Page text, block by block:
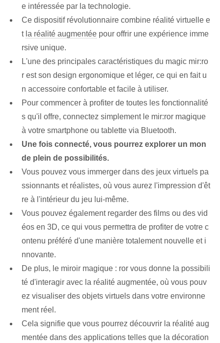
e intéressée par la technologie.
Ce dispositif révolutionnaire combine réalité virtuelle e
t la réalité augmentée pour offrir une expérience imme
rsive unique.
L'une des principales caractéristiques du magic mir:ro
r est son design ergonomique et léger, ce qui en fait u
n accessoire confortable et facile à utiliser.
Pour commencer à profiter de toutes les fonctionnalité
s qu'il offre, connectez simplement le mir:ror magique
à votre smartphone ou tablette via Bluetooth.
Une fois connecté, vous pourrez explorer un mon
de plein de possibilités.
Vous pouvez vous immerger dans des jeux virtuels pa
ssionnants et réalistes, où vous aurez l'impression d'êt
re à l'intérieur du jeu lui-même.
Vous pouvez également regarder des films ou des vid
éos en 3D, ce qui vous permettra de profiter de votre c
ontenu préféré d'une manière totalement nouvelle et i
nnovante.
De plus, le miroir magique : ⁢ror vous donne la possibili
té d'interagir avec la ⁢réalité augmentée, où vous pouv
ez ⁣visualiser des objets⁣ virtuels⁤ dans votre environne
ment réel.
Cela signifie que vous pourrez découvrir la réalité aug
mentée⁢ dans des applications telles que la décoration